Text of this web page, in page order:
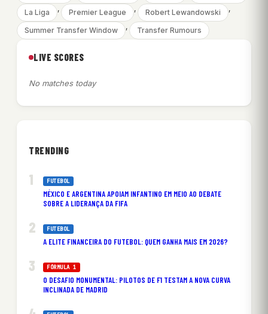
La Liga , Premier League , Robert Lewandowski ,
Summer Transfer Window , Transfer Rumours
LIVE SCORES
No matches today
TRENDING
FUTEBOL
MÉXICO E ARGENTINA APOIAM INFANTINO EM MEIO AO DEBATE
SOBRE A LIDERANÇA DA FIFA
FUTEBOL
A ELITE FINANCEIRA DO FUTEBOL: QUEM GANHA MAIS EM 2026?
FÓRMULA 1
O DESAFIO MONUMENTAL: PILOTOS DE F1 TESTAM A NOVA CURVA
INCLINADA DE MADRID